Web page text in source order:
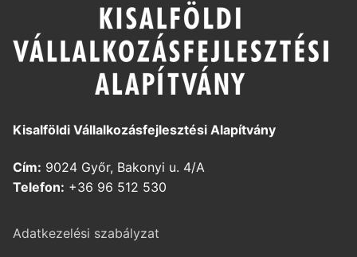
Kisalföldi Vállalkozásfejlesztési Alapítvány
Cím: 9024 Győr, Bakonyi u. 4/A
Telefon: +36 96 512 530
Adatkezelési szabályzat